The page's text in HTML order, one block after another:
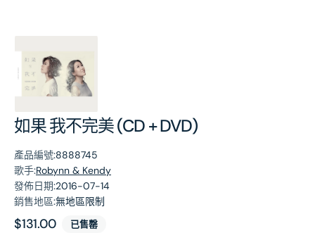
如果 我不完美 (CD + DVD)
產品編號:8888745
歌手:Robynn & Kendy
發佈日期:2016-07-14
銷售地區:無地區限制
原
$131.00 已售罄